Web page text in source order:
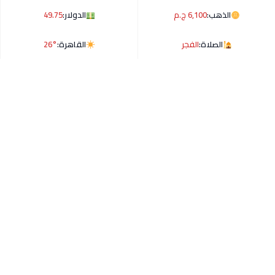
الذهب:6,100 ج.م الدولار:49.75
الصلاة:الفجر القاهرة:26°